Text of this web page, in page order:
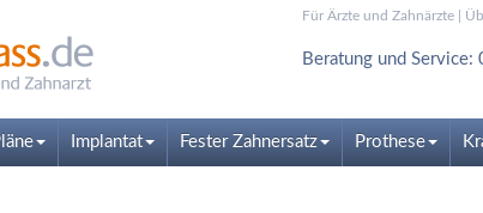
Für Ärzte und Zahnärzte|
Beratung und
Implantat Fester Zahnersatz Prothese